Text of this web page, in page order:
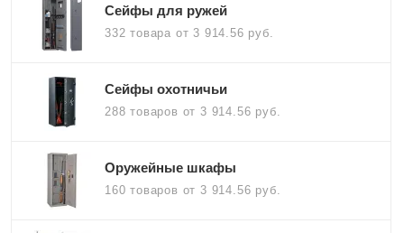
Сейфы для ружей
332 товара от 3 914.56 руб.
Сейфы охотничьи
288 товаров от 3 914.56 руб.
Оружейные шкафы
160 товаров от 3 914.56 руб.